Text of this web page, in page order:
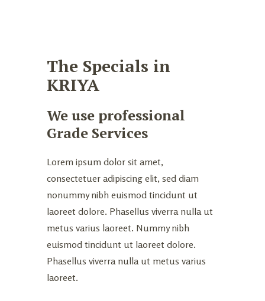
The Specials in
KRIYA
We use professional
Grade Services
Lorem ipsum dolor sit amet,
consectetuer adipiscing elit, sed diam
nonummy nibh euismod tincidunt ut
laoreet dolore. Phasellus viverra nulla ut
metus varius laoreet. Nummy nibh
euismod tincidunt ut laoreet dolore.
Phasellus viverra nulla ut metus varius
laoreet.